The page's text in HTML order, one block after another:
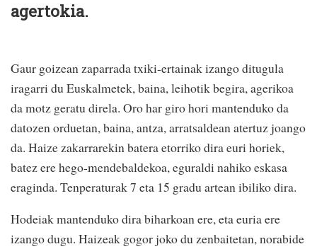
agertokia.
Gaur goizean zaparrada txiki-ertainak izango ditugula
iragarri du Euskalmetek, baina, leihotik begira, agerikoa
da motz geratu direla. Oro har giro hori mantenduko da
datozen orduetan, baina, antza, arratsaldean atertuz joango
da. Haize zakarrarekin batera etorriko dira euri horiek,
batez ere hego-mendebaldekoa, eguraldi nahiko eskasa
eraginda. Tenperaturak 7 eta 15 gradu artean ibiliko dira.
Hodeiak mantenduko dira biharkoan ere, eta euria ere
izango dugu. Haizeak gogor joko du zenbaitetan, norabide